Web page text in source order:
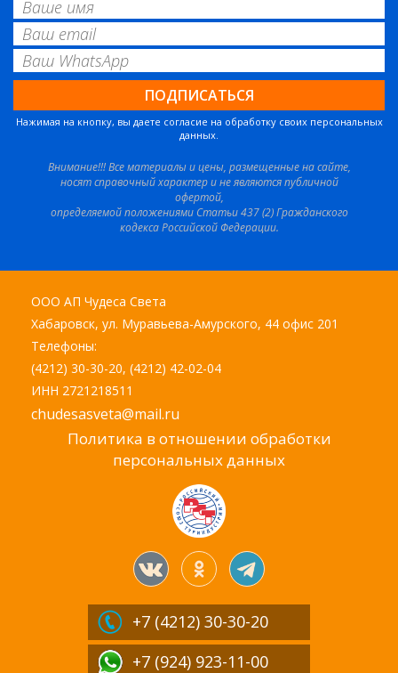
Нажимая на кнопку, вы даете согласие на обработку своих персональных
данных.
Внимание!!! Все материалы и цены, размещенные на сайте,
носят справочный характер и не являются публичной
офертой,
определяемой положениями Статьи 437 (2) Гражданского
кодекса Российской Федерации.
ООО АП Чудеса Света
Хабаровск, ул. Муравьева-Амурского, 44 офис 201
Телефоны:
(4212) 30-30-20, (4212) 42-02-04
ИНН 2721218511
chudesasveta@mail.ru
Политика в отношении обработки
персональных данных
+7 (4212) 30-30-20
+7 (924) 923-11-00